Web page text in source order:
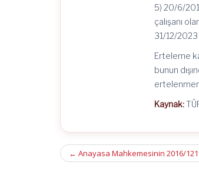
5) 20/6/
çalışanı
31/12/
Erteleme
bunun
Kaynak:
Post
← Anayasa Mahkemesinin 2016/